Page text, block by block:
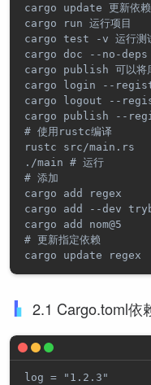
cargo update 更新依赖
cargo run 运行项目
cargo test -v 运行测
cargo doc --no-deps
cargo publish 可以将
cargo login --
cargo logout --
cargo publish --
# 使用rustc编译
rustc src/main.rs
./main # 运行
# 添加
cargo add regex
cargo add --dev
cargo add nom@5
# 更新指定依赖
2.1 Cargo.toml依
log = "1.2.3"